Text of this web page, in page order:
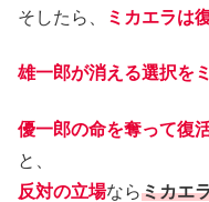
そしたら、
ミカエラは
雄一郎が消える選択を
優一郎の命を奪って復
と、
反対の立場ならミカエ